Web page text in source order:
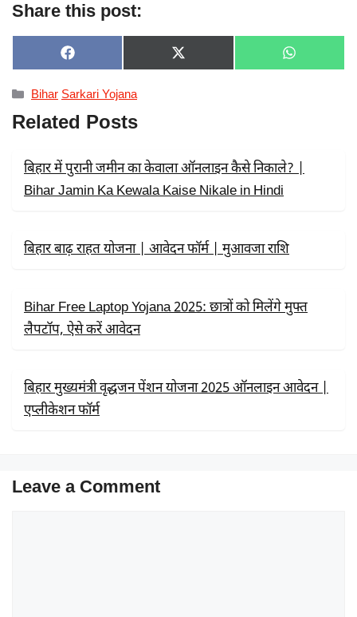
Share this post:
SHARE
ON
F
A
C
E
B
O
SHARE
ON
X
(
R
SHARE
ON
W
H
Categories
Bihar Sarkari Yojana
Related Posts
बिहार में पुरानी जमीन का केवाला ऑनलाइन कैसे निकाले? |
Bihar Jamin Ka Kewala Kaise Nikale in Hindi
बिहार बाढ़ राहत योजना | आवेदन फॉर्म | मुआवजा राशि
Bihar Free Laptop Yojana 2025: छात्रों को मिलेंगे मुफ्त
लैपटॉप, ऐसे करें आवेदन
बिहार मुख्यमंत्री वृद्धजन पेंशन योजना 2025 ऑनलाइन आवेदन |
एप्लीकेशन फॉर्म
Leave a Comment